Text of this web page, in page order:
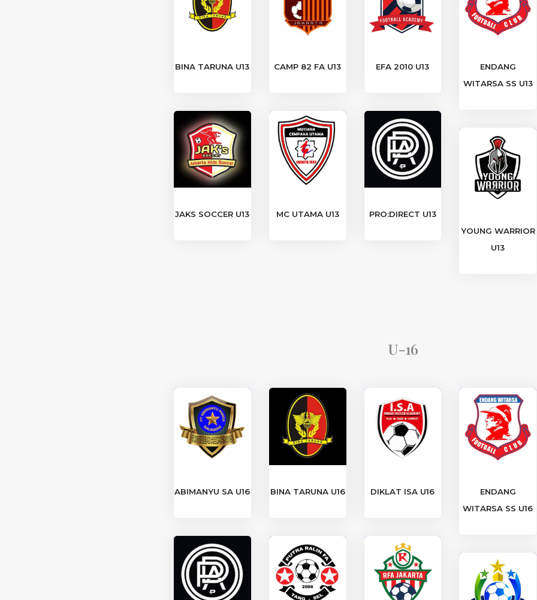
BINA TARUNA U13 CAMP 82 FA U13 EFA 2010 U13
ENDANG
WITARSA SS U13
JAKS SOCCER U13 MC UTAMA U13
PRO:DIRECT U13
YOUNG WARRIOR
U13
U-16
ABIMANYU SA U16 BINA TARUNA U16 DIKLAT ISA U16
ENDANG
WITARSA SS U16